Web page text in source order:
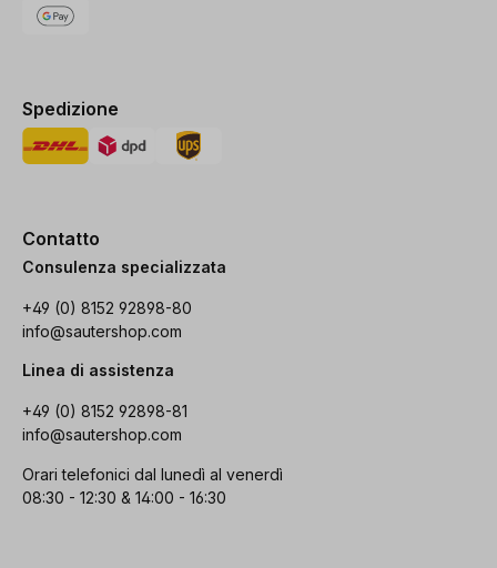
Spedizione
Contatto
Consulenza specializzata
+49 (0) 8152 92898-80
info@sautershop.com
Linea di assistenza
+49 (0) 8152 92898-81
info@sautershop.com
Orari telefonici dal lunedì al venerdì
08:30 - 12:30 & 14:00 - 16:30